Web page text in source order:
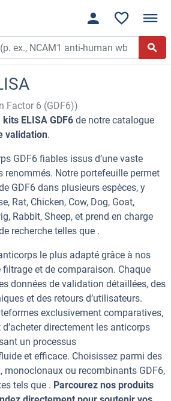
Factor 6 (GDF6))
kits ELISA GDF6 de notre catalogue
validation.
GDF6 fiables issus d’une vaste
renommés. Notre portefeuille permet
GDF6 dans plusieurs espèces, y
Rat, Chicken, Cow, Dog, Goat,
Rabbit, Sheep, et prend en charge
recherche telles que .
le plus adapté grâce à nos
filtrage et de comparaison. Chaque
données de validation détaillées, des
et des retours d’utilisateurs.
exclusivement comparatives,
directement les anticorps
un processus
et efficace. Choisissez parmi des
monoclonaux ou recombinants GDF6,
tels que . Parcourez nos produits